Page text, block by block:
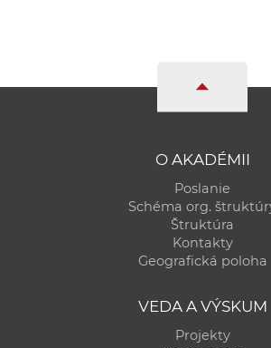
O AKADÉMII
Poslanie
Schéma org.
Štruktúra
Kontakty
Geografická poloha
VEDA A VÝSKUM
Projekty